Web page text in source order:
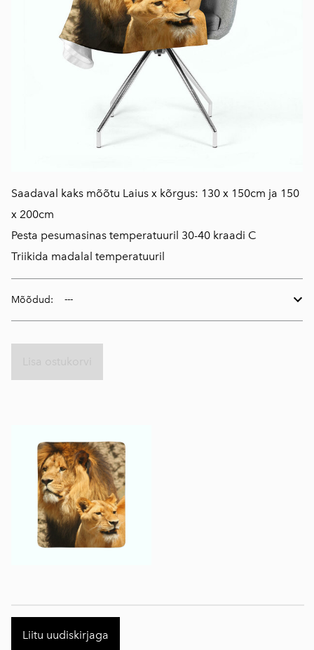
Saadaval kaks mõõtu Laius x kõrgus: 130 x 150cm ja 150
x 200cm
Pesta pesumasinas temperatuuril 30-40 kraadi C
Triikida madalal temperatuuril
Mõõdud:
Liitu uudiskirjaga